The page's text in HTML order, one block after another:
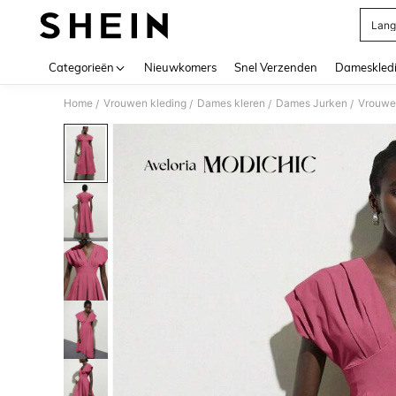
Categorieën Nieuwkomers Snel Verzenden
Home / Vrouwen kleding / Dames kleren / Dames Jurken /